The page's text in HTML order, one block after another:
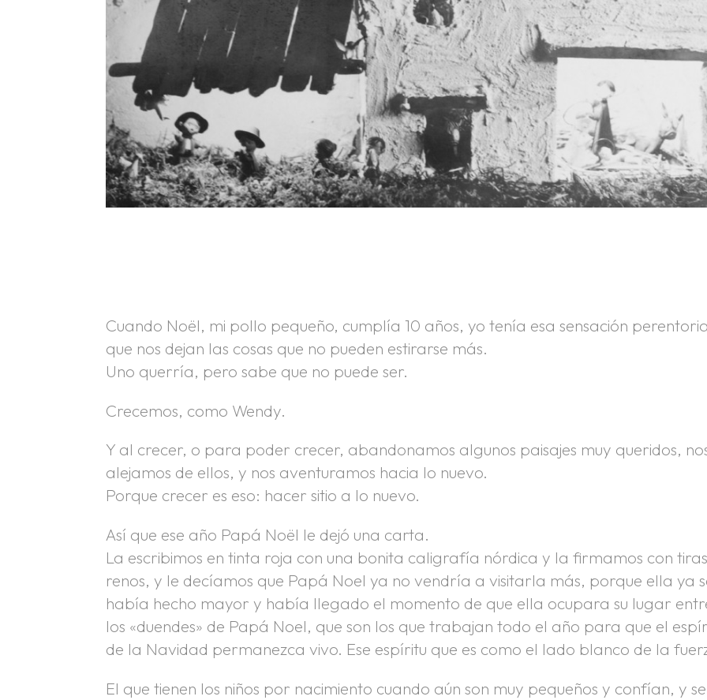
Cuando Noël, mi pollo pequeño, cumplía 10 años, yo tenía esa sensación
que nos dejan las cosas que no pueden estirarse más.
Uno querría, pero sabe que no puede ser.
Crecemos, como Wendy.
Y al crecer, o para poder crecer, abandonamos algunos paisajes muy queridos,
alejamos de ellos, y nos aventuramos hacia lo nuevo.
Porque crecer es eso: hacer sitio a lo nuevo.
Así que ese año Papá Noël le dejó una carta.
La escribimos en tinta roja con una bonita caligrafía nórdica y la firmamos con
renos, y le decíamos que Papá Noel ya no vendría a visitarla más, porque ella ya
había hecho mayor y había llegado el momento de que ella ocupara su lugar
los «duendes» de Papá Noel, que son los que trabajan todo el año para que el
de la Navidad permanezca vivo. Ese espíritu que es como el lado blanco de la
El que tienen los niños por nacimiento cuando aún son muy pequeños y confían, y se